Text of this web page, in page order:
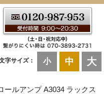
字サイズ： 小 中 大
ールアンプ A3034 ラックス